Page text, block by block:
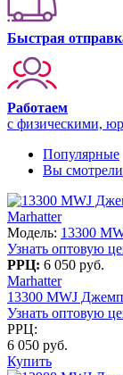
Быстрая
Работаем
с физическими,
Популярные
Вы смотрели
Marhatter
Модель: 13300
Узнать оптовую
РРЦ: 6 050 руб.
Marhatter
13300 MWJ
Узнать оптовую
РРЦ:
6 050 руб.
Купить